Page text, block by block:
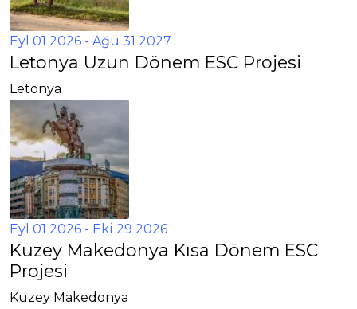
Eyl 01 2026 - Ağu 31 2027
Letonya Uzun Dönem ESC Projesi
Letonya
Eyl 01 2026 - Eki 29 2026
Kuzey Makedonya Kısa Dönem ESC
Projesi
Kuzey Makedonya